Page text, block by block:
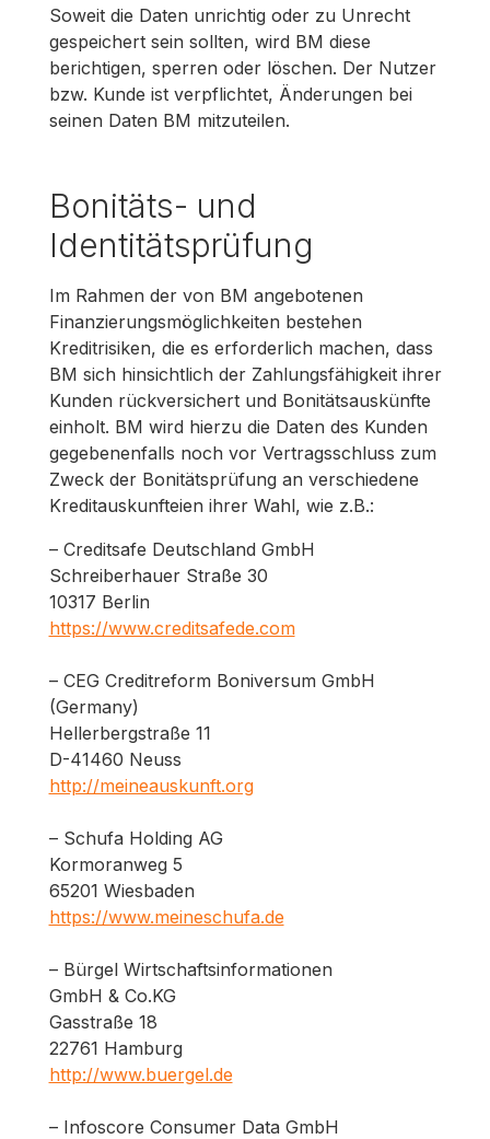
Soweit die Daten unrichtig oder zu Unrecht
gespeichert sein sollten, wird BM diese
berichtigen, sperren oder löschen. Der Nutzer
bzw. Kunde ist verpflichtet, Änderungen bei
seinen Daten BM mitzuteilen.
Bonitäts- und
Identitätsprüfung
Im Rahmen der von BM angebotenen
Finanzierungsmöglichkeiten bestehen
Kreditrisiken, die es erforderlich machen, dass
BM sich hinsichtlich der Zahlungsfähigkeit ihrer
Kunden rückversichert und Bonitätsauskünfte
einholt. BM wird hierzu die Daten des Kunden
gegebenenfalls noch vor Vertragsschluss zum
Zweck der Bonitätsprüfung an verschiedene
Kreditauskunfteien ihrer Wahl, wie z.B.:
– Creditsafe Deutschland GmbH
Schreiberhauer Straße 30
10317 Berlin
https://www.creditsafede.com
– CEG Creditreform Boniversum GmbH
(Germany)
Hellerbergstraße 11
D-41460 Neuss
http://meineauskunft.org
– Schufa Holding AG
Kormoranweg 5
65201 Wiesbaden
https://www.meineschufa.de
– Bürgel Wirtschaftsinformationen
GmbH & Co.KG
Gasstraße 18
22761 Hamburg
http://www.buergel.de
– Infoscore Consumer Data GmbH